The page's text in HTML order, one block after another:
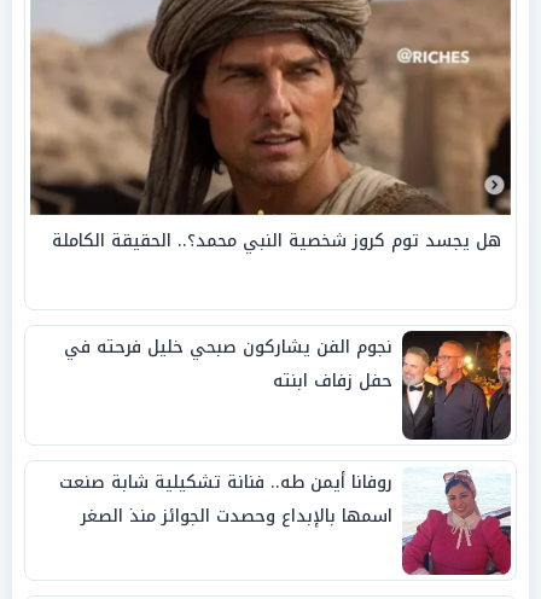
هل يجسد توم كروز شخصية النبي محمد؟.. الحقيقة الكاملة
نجوم الفن يشاركون صبحي خليل فرحته في
حفل زفاف ابنته
روفانا أيمن طه.. فنانة تشكيلية شابة صنعت
اسمها بالإبداع وحصدت الجوائز منذ الصغر